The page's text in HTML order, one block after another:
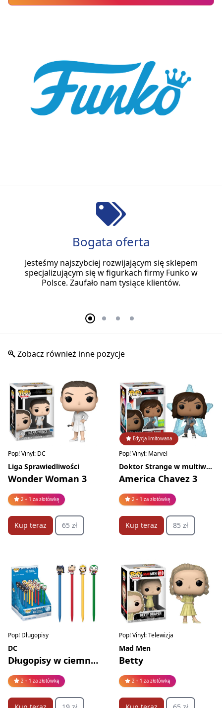
Bogata oferta
Jesteśmy najszybciej rozwijającym się sklepem
specjalizującym się w figurkach firmy Funko w
Polsce. Zaufało nam tysiące klientów.
Zobacz również inne pozycje
Pop! Vinyl: DC
Liga Sprawiedliwości
Wonder Woman 3
2 + 1 za złotówkę
Kup teraz 65 zł
Edycja limitowana
Pop! Vinyl: Marvel
Doktor Strange w multiwersum obłędu
America Chavez 3
2 + 1 za złotówkę
Kup teraz 85 zł
Pop! Długopisy
DC
Długopisy w ciemno 2
2 + 1 za złotówkę
Pop! Vinyl: Telewizja
Mad Men
Betty
2 + 1 za złotówkę